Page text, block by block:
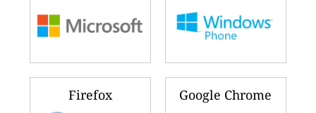
Google Chrome
Firefox